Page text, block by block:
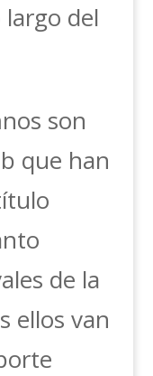
largo del
son
que han
de la
ellos van